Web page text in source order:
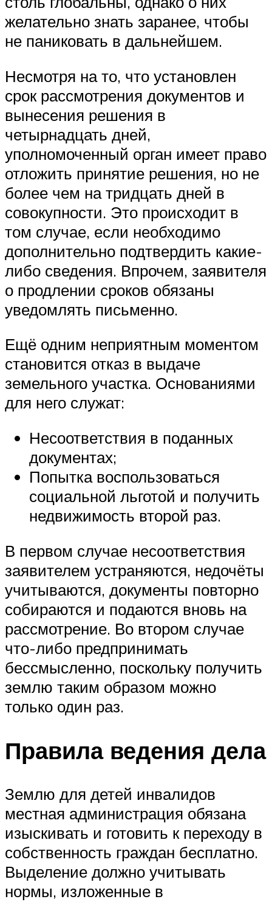
желательно знать заранее, чтобы
не паниковать в дальнейшем.
Несмотря на то, что установлен
срок рассмотрения документов и
вынесения решения в
четырнадцать дней,
уполномоченный орган имеет право
отложить принятие решения, но не
более чем на тридцать дней в
совокупности. Это происходит в
том случае, если необходимо
дополнительно подтвердить какие-
либо сведения. Впрочем, заявителя
о продлении сроков обязаны
уведомлять письменно.
Ещё одним неприятным моментом
становится отказ в выдаче
земельного участка. Основаниями
для него служат:
Несоответствия в поданных
документах;
Попытка воспользоваться
социальной льготой и получить
недвижимость второй раз.
В первом случае несоответствия
заявителем устраняются, недочёты
учитываются, документы повторно
собираются и подаются вновь на
рассмотрение. Во втором случае
что-либо предпринимать
бессмысленно, поскольку получить
землю таким образом можно
только один раз.
Правила ведения дела
Землю для детей инвалидов
местная администрация обязана
изыскивать и готовить к переходу в
собственность граждан бесплатно.
Выделение должно учитывать
нормы, изложенные в